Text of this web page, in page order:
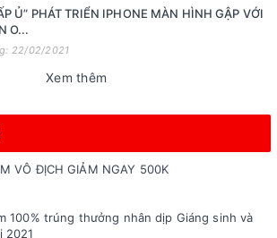
Ủ” PHÁT TRIỂN IPHONE MÀN HÌNH GẬP VỚI
O...
22/02/2021
Xem thêm
VÔ ĐỊCH GIẢM NGAY 500K
100% trúng thưởng nhân dịp Giáng sinh và
2021